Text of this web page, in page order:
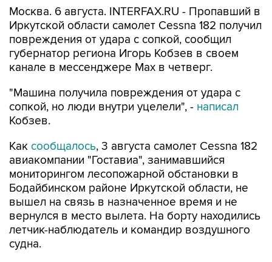
Москва. 6 августа. INTERFAX.RU - Пропавший в
Иркутской области самолет Cessna 182 получил
повреждения от удара с сопкой, сообщил
губернатор региона Игорь Кобзев в своем
канале в мессенджере Мах в четверг.
"Машина получила повреждения от удара с
сопкой, но люди внутри уцелели", - написал
Кобзев.
Как сообщалось, 3 августа самолет Cessna 182
авиакомпании "Гоставиа", занимавшийся
мониторингом лесопожарной обстановки в
Бодайбинском районе Иркутской области, не
вышел на связь в назначенное время и не
вернулся в место вылета. На борту находились
летчик-наблюдатель и командир воздушного
судна.